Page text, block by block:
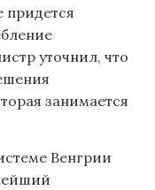
придется
уточнил, что
занимается
Венгрии